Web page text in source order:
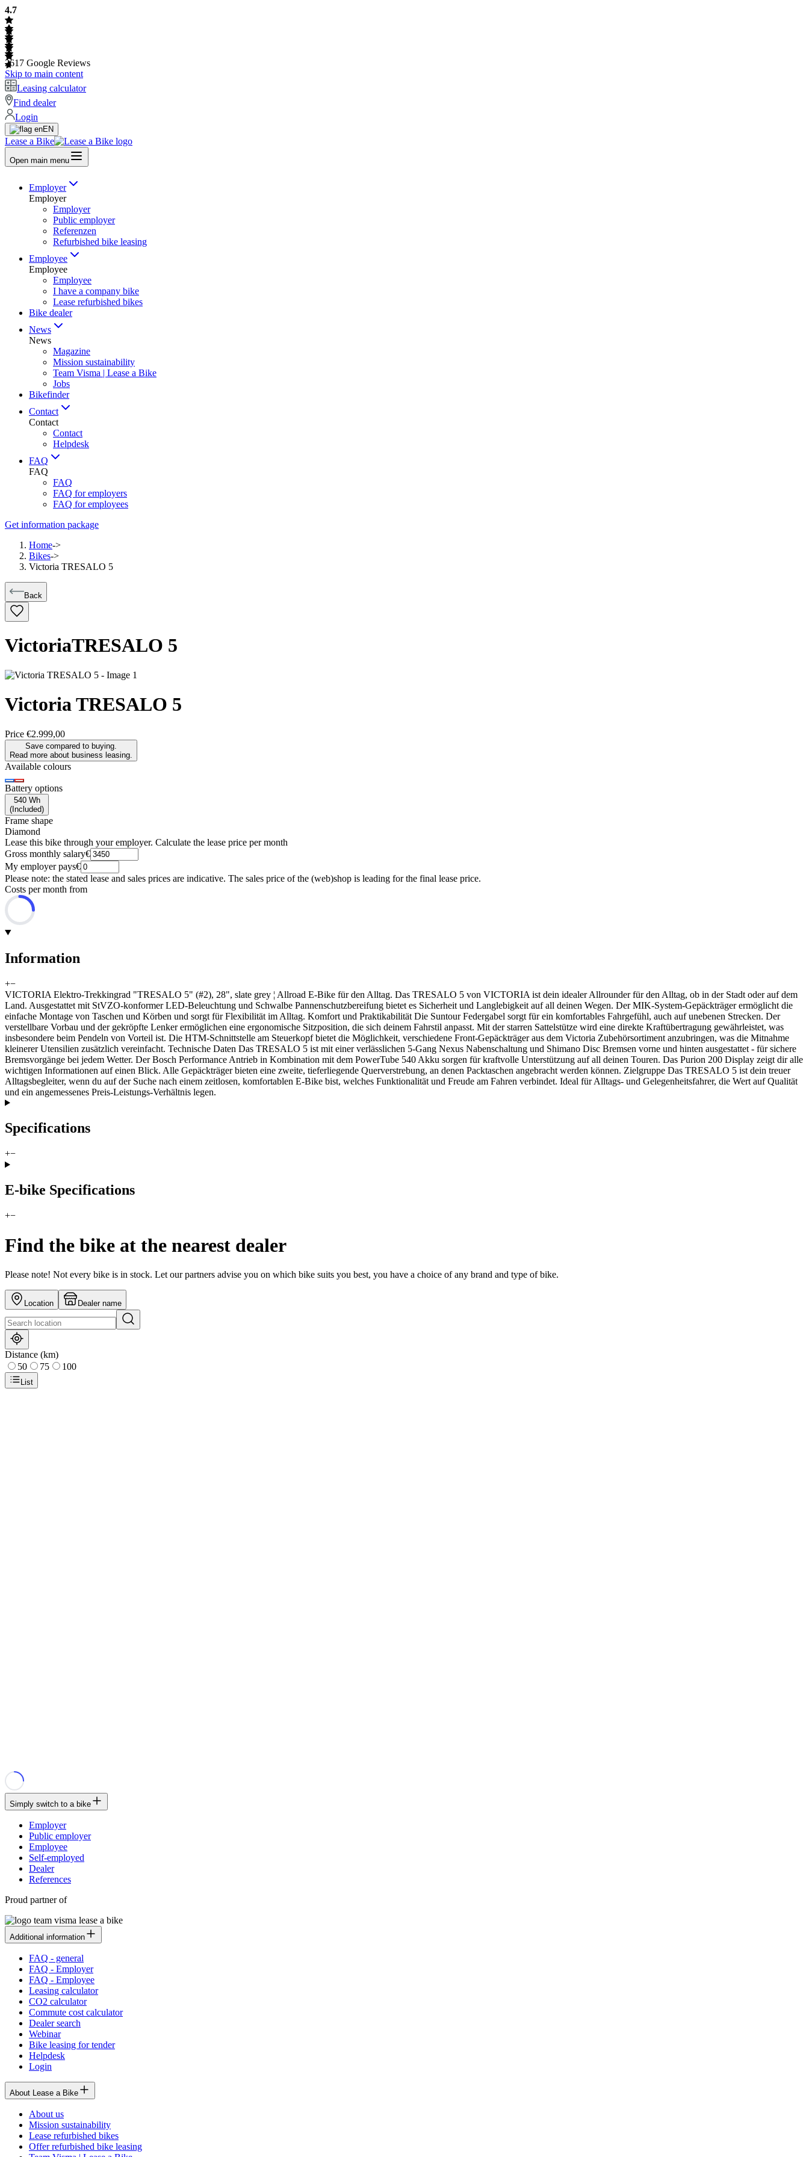
4.7
2617 Google Reviews
Skip to main content
Leasing calculator
Find dealer
Login
EN
Lease a Bike
Open main menu
Employer
Employer
Employer
Public employer
Referenzen
Refurbished bike leasing
Employee
Employee
Employee
I have a company bike
Lease refurbished bikes
Bike dealer
News
News
Magazine
Mission sustainability
Team Visma | Lease a Bike
Jobs
Bikefinder
Contact
Contact
Contact
Helpdesk
FAQ
FAQ
FAQ
FAQ for employers
FAQ for employees
Get information package
Home->
Bikes->
Victoria TRESALO 5
Back
VictoriaTRESALO 5
VictoriaTRESALO 5
Price €2.999,00
Save compared to buying.
Read more about business leasing.
Available colours
Battery options
540 Wh
( Included)
Frame shape
Diamond
Lease this bike through your employer. Calculate the lease price per month
Gross monthly salary€
My employer pays€
Please note: the stated lease and sales prices are indicative. The sales price of the (web)shop is leading for the final lease price.
Costs per month from
Information
+−
VICTORIA Elektro-Trekkingrad "TRESALO 5" (#2), 28", slate grey ¦ Allroad E-Bike für den Alltag. Das TRESALO 5 von VICTORIA ist dein idealer Allrounder für den Alltag, ob in der Stadt oder auf dem
Land. Ausgestattet mit StVZO-konformer LED-Beleuchtung und Schwalbe Pannenschutzbereifung bietet es Sicherheit und Langlebigkeit auf all deinen Wegen. Der MIK-System-Gepäckträger ermöglicht die
einfache Montage von Taschen und Körben und sorgt für Flexibilität im Alltag. Komfort und Praktikabilität Die Suntour Federgabel sorgt für ein komfortables Fahrgefühl, auch auf unebenen Strecken. Der
verstellbare Vorbau und der gekröpfte Lenker ermöglichen eine ergonomische Sitzposition, die sich deinem Fahrstil anpasst. Mit der starren Sattelstütze wird eine direkte Kraftübertragung gewährleistet, was
insbesondere beim Pendeln von Vorteil ist. Die HTM-Schnittstelle am Steuerkopf bietet die Möglichkeit, verschiedene Front-Gepäckträger aus dem Victoria Zubehörsortiment anzubringen, was die Mitnahme
kleinerer Utensilien zusätzlich vereinfacht. Technische Daten Das TRESALO 5 ist mit einer verlässlichen 5-Gang Nexus Nabenschaltung und Shimano Disc Bremsen vorne und hinten ausgestattet - für sichere
Bremsvorgänge bei jedem Wetter. Der Bosch Performance Antrieb in Kombination mit dem PowerTube 540 Akku sorgen für kraftvolle Unterstützung auf all deinen Touren. Das Purion 200 Display zeigt dir alle
wichtigen Informationen auf einen Blick. Alle Gepäckträger bieten eine zweite, tieferliegende Querverstrebung, an denen Packtaschen angebracht werden können. Zielgruppe Das TRESALO 5 ist dein treuer
Alltagsbegleiter, wenn du auf der Suche nach einem zeitlosen, komfortablen E-Bike bist, welches Funktionalität und Freude am Fahren verbindet. Ideal für Alltags- und Gelegenheitsfahrer, die Wert auf Qualität
und ein angemessenes Preis-Leistungs-Verhältnis legen.
Specifications
+−
E-bike Specifications
+−
Find the bike at the nearest dealer
Please note! Not every bike is in stock. Let our partners advise you on which bike suits you best, you have a choice of any brand and type of bike.
Location Dealer name
Distance (km)
50
75 100
List
Simply switch to a bike
Employer
Public employer
Employee
Self-employed
Dealer
References
Proud partner of
Additional information
FAQ - general
FAQ - Employer
FAQ - Employee
Leasing calculator
CO2 calculator
Commute cost calculator
Dealer search
Webinar
Bike leasing for tender
Helpdesk
Login
About Lease a Bike
About us
Mission sustainability
Lease refurbished bikes
Offer refurbished bike leasing